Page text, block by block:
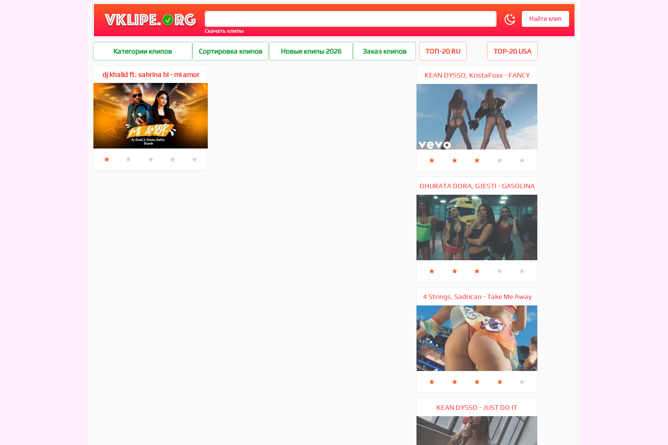
Скачать клипы
DJ Khalid
Категории клипов Сортировка клипов Новые клипы 2026 Заказ клипов
dj khalid ft. sabrina bl - mi amor
bachata
★ ★ ★ ★ ★
ТОП-20 RU TOP-20 USA
KEAN DYSSO, KristaFoxx - FANCY
★ ★ ★ ★ ★
DHURATA DORA, GJESTI - GASOLINA
★ ★ ★ ★ ★
4 Strings, Sadrican - Take Me Away
★ ★ ★ ★ ★
KEAN DYSSO - JUST DO IT